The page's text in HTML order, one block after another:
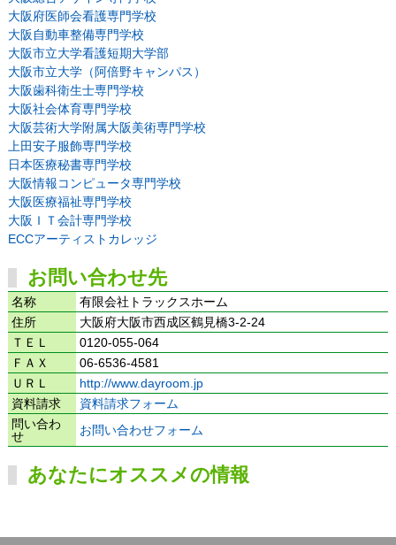
大阪府医師会看護専門学校
大阪自動車整備専門学校
大阪市立大学看護短期大学部
大阪市立大学（阿倍野キャンパス）
大阪歯科衛生士専門学校
大阪社会体育専門学校
大阪芸術大学附属大阪美術専門学校
上田安子服飾専門学校
日本医療秘書専門学校
大阪情報コンピュータ専門学校
大阪医療福祉専門学校
大阪ＩＴ会計専門学校
ECCアーティストカレッジ
お問い合わせ先
名称
有限会社トラックスホーム
住所
大阪府大阪市西成区鶴見橋3-2-24
ＴＥＬ
0120-055-064
ＦＡＸ
06-6536-4581
ＵＲＬ
http://www.dayroom.jp
資料請求
資料請求フォーム
問い合わ
せ
お問い合わせフォーム
あなたにオススメの情報